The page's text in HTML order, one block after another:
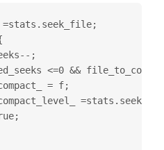
=stats.seek_file;
{
;
<=0 &&
= f;